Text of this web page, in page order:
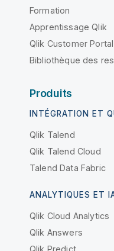
Formation
Apprentissage Qlik
Qlik Customer Portal
Bibliothèque des
Produits
INTÉGRATION ET
Qlik Talend
Qlik Talend Cloud
Talend Data Fabric
ANALYTIQUES ET
Qlik Cloud Analytics
Qlik Answers
Qlik Predict